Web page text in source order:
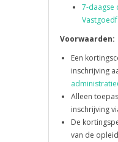
7-daagse
Voorwaarden:
Een
inschrijving
Alleen
inschrijving
De
van de